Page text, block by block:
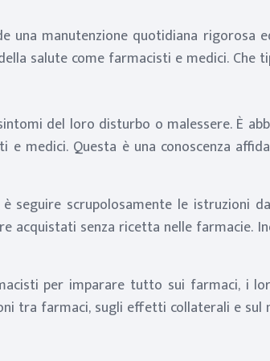
una manutenzione quotidiana rigorosa
salute come farmacisti e medici. Che
del loro disturbo o malessere. È
Questa è una conoscenza
seguire scrupolosamente le istruzioni
senza ricetta nelle farmacie.
per imparare tutto sui farmaci, i
tra farmaci, sugli effetti collaterali e sul